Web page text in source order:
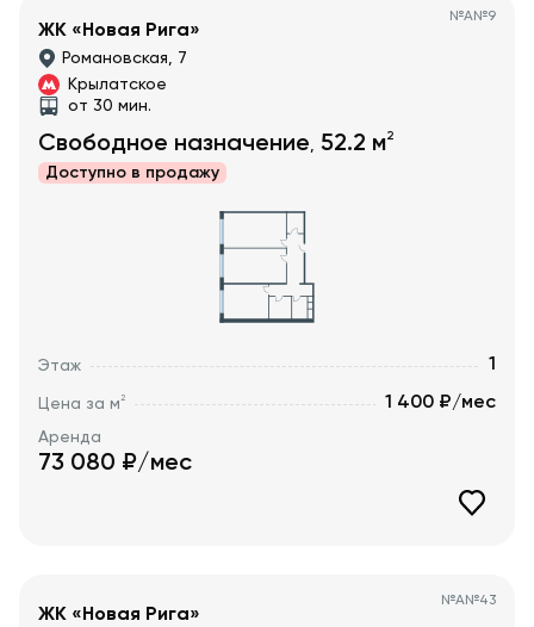
№А№9
ЖК «Новая Рига»
Романовская, 7
Крылатское
от 30 мин.
Свободное назначение, 52.2 м2
Доступно в продажу
Этаж 1
Цена за м2 1 400 ₽/мес
Аренда
73 080 ₽/мес
№А№43
ЖК «Новая Рига»